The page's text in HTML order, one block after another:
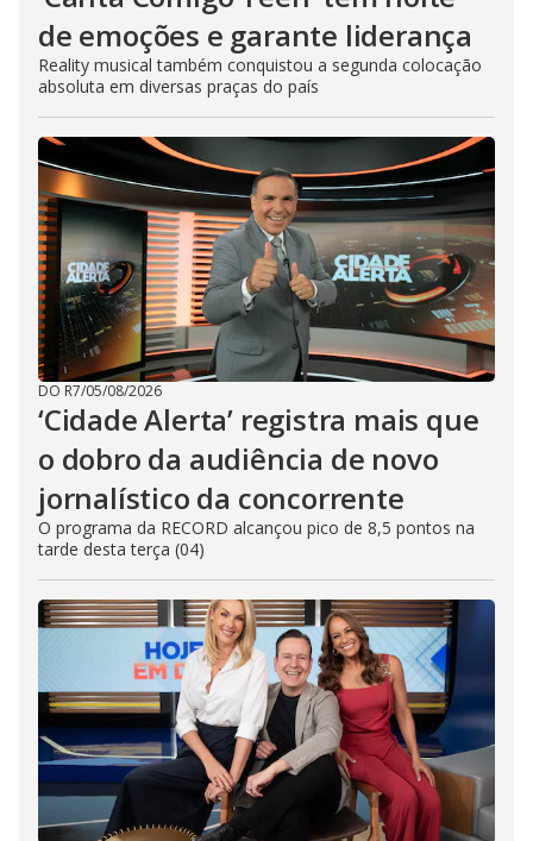
de emoções e garante liderança
Reality musical também conquistou a segunda colocação
absoluta em diversas praças do país
DO R7/05/08/2026
‘Cidade Alerta’ registra mais que
o dobro da audiência de novo
jornalístico da concorrente
O programa da RECORD alcançou pico de 8,5 pontos na
tarde desta terça (04)